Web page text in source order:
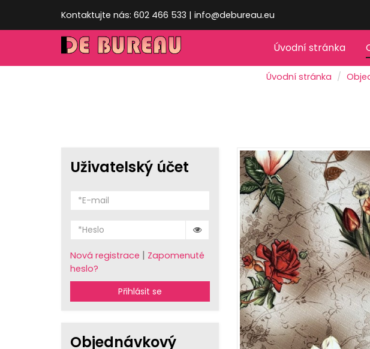
Kontaktujte nás: 602 466 533 | info@debureau.eu
Úvodní stránka
Úvodní stránka
Uživatelský účet
Nová registrace | Zapomenuté
heslo?
Přihlásit se
Objednávkový